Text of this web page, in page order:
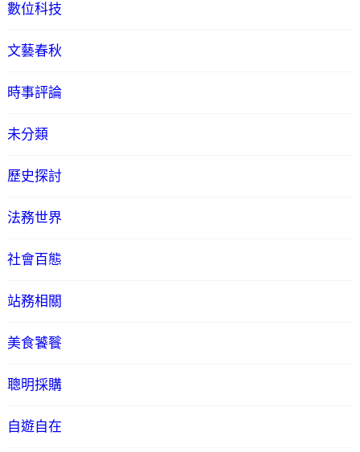
數位科技
文藝春秋
時事評論
未分類
歷史探討
法務世界
社會百態
站務相關
美食饕餮
聰明採購
自遊自在